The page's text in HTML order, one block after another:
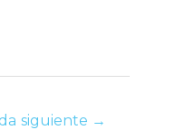
siguiente →